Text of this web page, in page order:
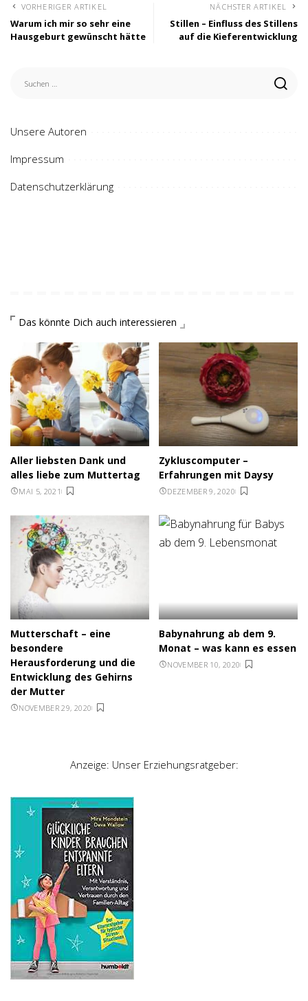
VORHERIGER ARTIKEL
Warum ich mir so sehr eine
Hausgeburt gewünscht hätte
NÄCHSTER ARTIKEL
Stillen – Einfluss des Stillens
auf die Kieferentwicklung
Unsere Autoren
Impressum
Datenschutzerklärung
Das könnte Dich auch interessieren
Aller liebsten Dank und
alles liebe zum Muttertag
MAI 5, 2021
Zykluscomputer –
Erfahrungen mit Daysy
DEZEMBER 9, 2020
Mutterschaft – eine
besondere
Herausforderung und die
Entwicklung des Gehirns
der Mutter
NOVEMBER 29, 2020
Babynahrung ab dem 9.
Monat – was kann es essen
NOVEMBER 10, 2020
Anzeige: Unser Erziehungsratgeber: